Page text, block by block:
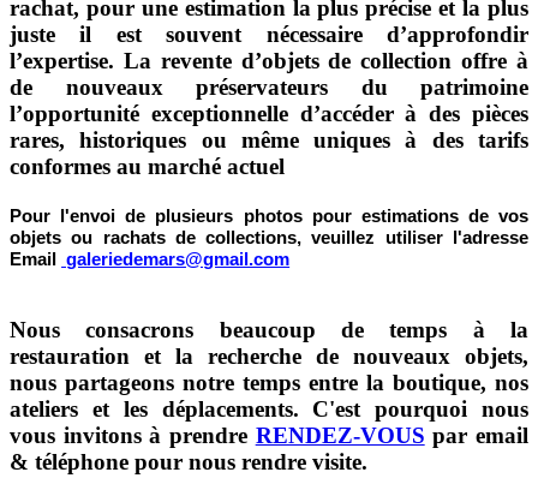
rachat, pour une estimation la plus précise et la plus
juste il est souvent nécessaire d’approfondir
l’expertise. La revente d’objets de collection offre à
de nouveaux préservateurs du patrimoine
l’opportunité exceptionnelle d’accéder à des pièces
rares, historiques ou même uniques à des tarifs
conformes au marché actuel
Pour l'envoi de plusieurs photos pour estimations de vos
objets ou rachats de collections, veuillez utiliser l'adresse
Email
galeriedemars@gmail.com
Nous consacrons beaucoup de temps à la
restauration et la recherche de nouveaux objets,
nous partageons notre temps entre la boutique, nos
ateliers et les déplacements. C'est pourquoi nous
vous invitons à prendre RENDEZ-VOUS par email
& téléphone pour nous rendre visite.